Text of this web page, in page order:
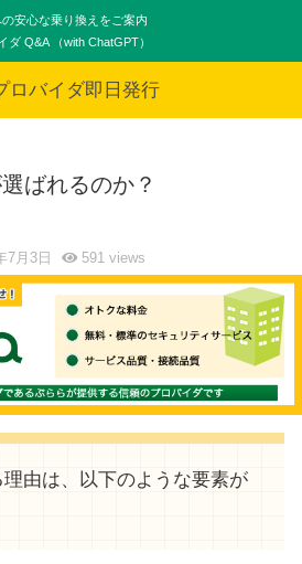
安心な乗り換えをご案内
ダ Q&A （with ChatGPT）
ロバイダ即日発行
ばれるのか？
7月3日 591views
由は、以下のような要素が